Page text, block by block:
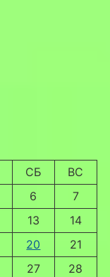
СБ
ВС
6
7
13
14
20
21
27
28